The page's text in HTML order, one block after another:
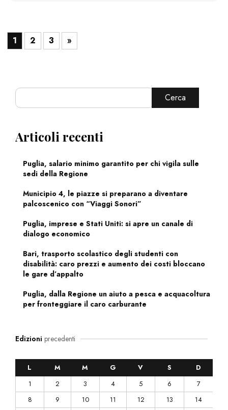
1 2 3 »
Cerca
Articoli recenti
Puglia, salario minimo garantito per chi vigila sulle
sedi della Regione
Municipio 4, le piazze si preparano a diventare
palcoscenico con “Viaggi Sonori”
Puglia, imprese e Stati Uniti: si apre un canale di
dialogo economico
Bari, trasporto scolastico degli studenti con
disabilità: caro prezzi e aumento dei costi bloccano
le gare d’appalto
Puglia, dalla Regione un aiuto a pesca e acquacoltura
per fronteggiare il caro carburante
Edizioni precedenti
L M M G V S
D
1
2 3 4 5 6
7
8
9 10 11 12 13
14